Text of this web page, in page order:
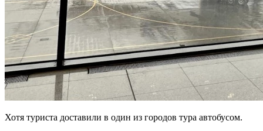
Хотя туриста доставили в один из городов тура автобусом.